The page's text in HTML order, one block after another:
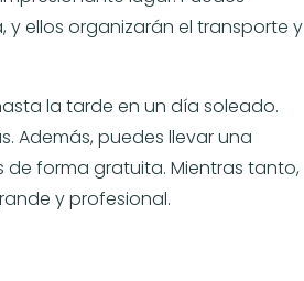
y ellos organizarán el transporte y
la tarde en un día soleado.
Además, puedes llevar una
forma gratuita. Mientras tanto,
y profesional.